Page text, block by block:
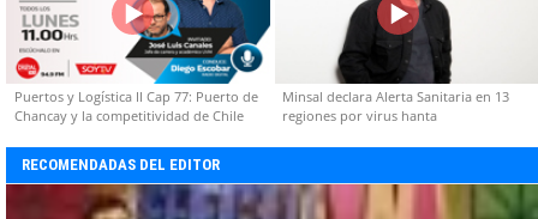
Puertos y Logística II Cap 77: Puerto de
Chancay y la competitividad de Chile
Minsal declara Alerta Sanitaria en 13
regiones por virus hanta
RECOMENDADAS DEL EDITOR